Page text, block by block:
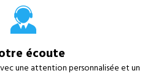
écoute
une attention personnalisée et un